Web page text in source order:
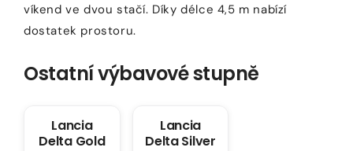
víkend ve dvou stačí. Díky délce 4,5 m nabízí
dostatek prostoru.
Ostatní výbavové stupně
Lancia
Delta Gold
Lancia
Delta Silver